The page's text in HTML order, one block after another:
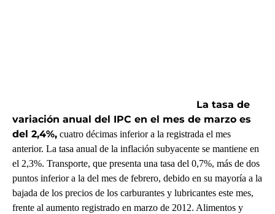
La tasa de
variación anual del IPC en el mes de marzo es
del 2,4%, cuatro décimas inferior a la registrada el mes
anterior. La tasa anual de la inflación subyacente se mantiene en
el 2,3%. Transporte, que presenta una tasa del 0,7%, más de dos
puntos inferior a la del mes de febrero, debido en su mayoría a la
bajada de los precios de los carburantes y lubricantes este mes,
frente al aumento registrado en marzo de 2012. Alimentos y